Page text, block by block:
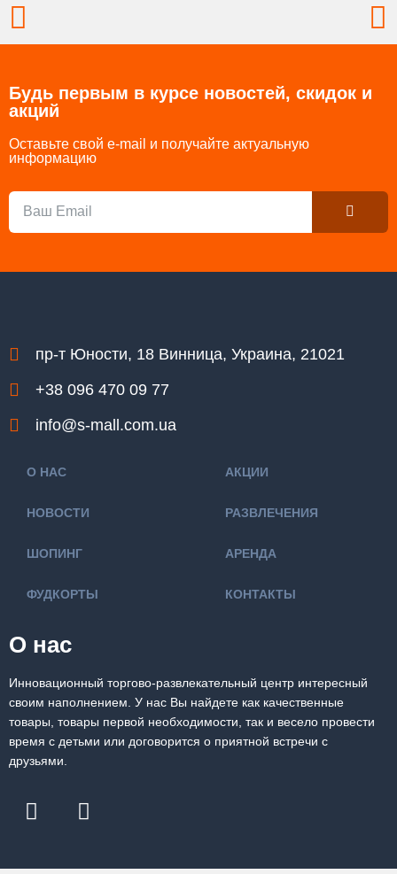
Prev
Будь первым в курсе новостей, скидок и
акций
Оставьте свой e-mail и получайте актуальную
информацию
Email Submit
пр-т Юности, 18 Винница, Украина, 21021
+38 096 470 09 77
info@s-mall.com.ua
О НАС
НОВОСТИ
ШОПИНГ
ФУДКОРТЫ
АКЦИИ
РАЗВЛЕЧЕНИЯ
АРЕНДА
КОНТАКТЫ
О нас
Инновационный торгово-развлекательный центр интересный
своим наполнением. У нас Вы найдете как качественные
товары, товары первой необходимости, так и весело провести
время с детьми или договорится о приятной встречи с
друзьями.
F
a
e
I
n
t